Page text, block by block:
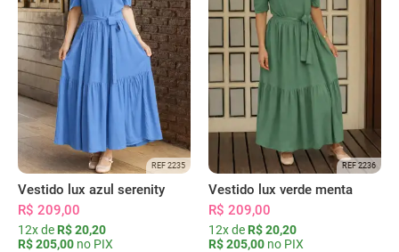
REF 2235
Vestido lux azul serenity
R$ 209,00
12x de R$ 20,20
R$ 205,00 no PIX
REF 2236
Vestido lux verde menta
R$ 209,00
12x de R$ 20,20
R$ 205,00 no PIX